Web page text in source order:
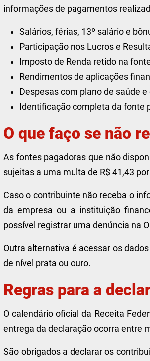
informações de pagamentos
Salários, férias, 13º salário e
Participação nos Lucros e
Imposto de Renda retido na
Rendimentos de aplicações
Despesas com plano de saúde
Identificação completa da fonte
O que faço se não
As fontes pagadoras que não
sujeitas a uma multa de R$ 41,43
Caso o contribuinte não receba o
da empresa ou a instituição
possível registrar uma denúncia na
Outra alternativa é acessar os
de nível prata ou ouro.
Regras para a
O calendário oficial da Receita
entrega da declaração ocorra entre
São obrigados a declarar os